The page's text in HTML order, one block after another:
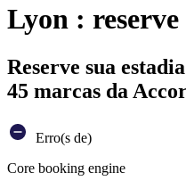
Lyon : reserve
Reserve sua
45 marcas da
Erro(s de)
Core booking engine